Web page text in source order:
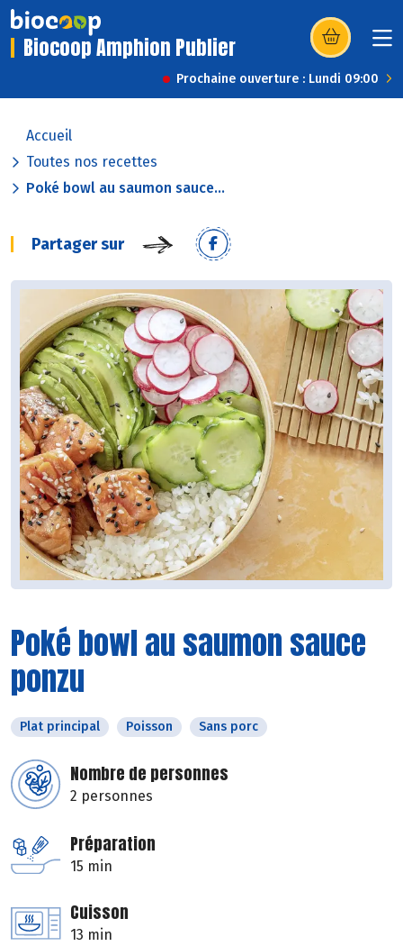
Biocoop Amphion Publier (s’ouvre dans
Prochaine ouverture : Lundi 09:00
Accueil
Toutes nos recettes
Poké bowl au saumon sauce...
Partager sur
Poké bowl au saumon sauce
ponzu
Plat principal Poisson Sans porc
Nombre de personnes
2 personnes
Préparation
15 min
Cuisson
13 min